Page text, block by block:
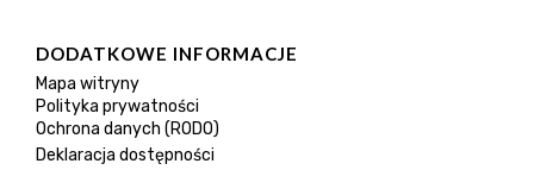
DODATKOWE INFORMACJE
Mapa witryny
Polityka prywatności
Ochrona danych (RODO)
Deklaracja dostępności